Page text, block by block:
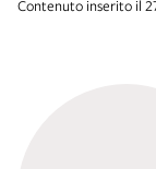
Contenuto inserito il